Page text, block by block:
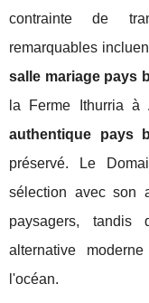
contrainte de
remarquables
salle mariage pays
la Ferme Ithurria à
authentique pays
préservé. Le
sélection avec son
paysagers,
alternative
l'océan.